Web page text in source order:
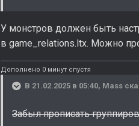
У монстров должен быть
в game_relations.ltx. Можно
Дополнено 0 минут спустя
В 21.02.2025 в 05:40, Mass
Забыл прописать